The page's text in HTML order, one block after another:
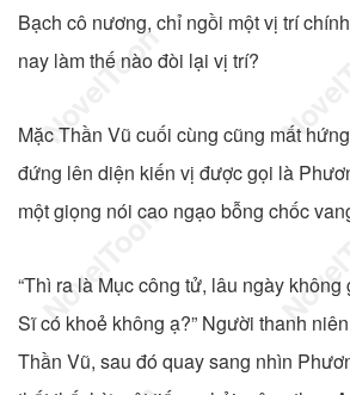
Bạch cô nương, chỉ ngồi một vị trí
nay làm thế nào đòi lại vị trí?
Mặc Thần Vũ cuối cùng cũng mất
đứng lên diện kiến vị được gọi là
một giọng nói cao ngạo bỗng chốc
“Thì ra là Mục công tử, lâu ngày
Sĩ có khoẻ không ạ?” Người thanh
Thần Vũ, sau đó quay sang nhìn